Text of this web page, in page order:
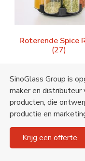
Roterende Spice
(27)
SinoGlass Group is
maker en distributeur
producten, die
productie en
Krijg een offerte